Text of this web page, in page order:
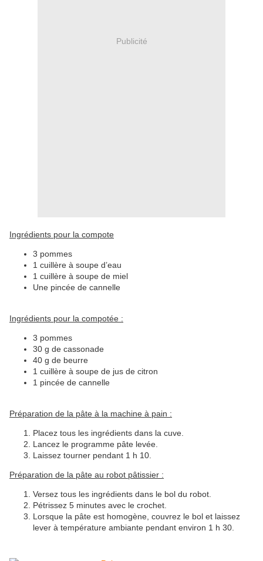
Publicité
Ingrédients pour la compote
3 pommes
1 cuillère à soupe d’eau
1 cuillère à soupe de miel
Une pincée de cannelle
Ingrédients pour la compotée :
3 pommes
30 g de cassonade
40 g de beurre
1 cuillère à soupe de jus de citron
1 pincée de cannelle
Préparation de la pâte à la machine à pain :
Placez tous les ingrédients dans la cuve.
Lancez le programme pâte levée.
Laissez tourner pendant 1 h 10.
Préparation de la pâte au robot pâtissier :
Versez tous les ingrédients dans le bol du robot.
Pétrissez 5 minutes avec le crochet.
Lorsque la pâte est homogène, couvrez le bol et laissez
lever à température ambiante pendant environ 1 h 30.